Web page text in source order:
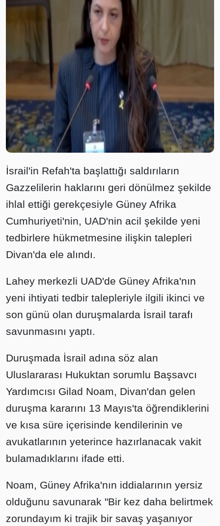
İsrail'in Refah'ta başlattığı saldırıların
Gazzelilerin haklarını geri dönülmez şekilde
ihlal ettiği gerekçesiyle Güney Afrika
Cumhuriyeti'nin, UAD'nin acil şekilde yeni
tedbirlere hükmetmesine ilişkin talepleri
Divan'da ele alındı.
Lahey merkezli UAD'de Güney Afrika'nın
yeni ihtiyati tedbir talepleriyle ilgili ikinci ve
son günü olan duruşmalarda İsrail tarafı
savunmasını yaptı.
Duruşmada İsrail adına söz alan
Uluslararası Hukuktan sorumlu Başsavcı
Yardımcısı Gilad Noam, Divan'dan gelen
duruşma kararını 13 Mayıs'ta öğrendiklerini
ve kısa süre içerisinde kendilerinin ve
avukatlarının yeterince hazırlanacak vakit
bulamadıklarını ifade etti.
Noam, Güney Afrika'nın iddialarının yersiz
olduğunu savunarak "Bir kez daha belirtmek
zorundayım ki trajik bir savaş yaşanıyor